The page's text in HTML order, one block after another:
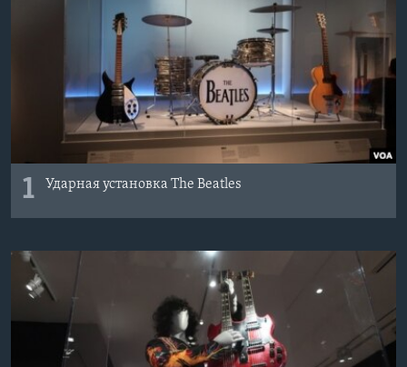
СОЦИАЛЬНЫЕ СЕТИ
1 Ударная установка The Beatles